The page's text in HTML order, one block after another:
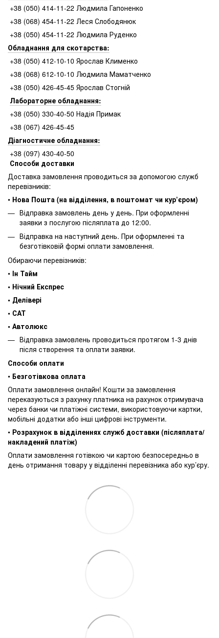
+38 (050) 414-11-22 Людмила Гапоненко
+38 (068) 454-11-22 Леся Слободянюк
+38 (050) 454-11-22 Людмила Руденко
Обладнання для скотарства:
+38 (050) 412-10-10 Ярослав Клименко
+38 (068) 612-10-10 Людмила Маматченко
+38 (050) 426-45-45 Ярослав Стогній
Лабораторне обладнання:
+38 (050) 330-40-50 Надія Примак
+38 (067) 426-45-45
Діагностичне обладнання:
+38 (097) 430-40-50
Способи доставки
Доставка замовлення проводиться за допомогою служб
перевізників:
• Нова Пошта (на відділення, в поштомат чи кур’єром)
Відправка замовлень день у день. При оформленні
заявки з послугою післяплата до 12:00.
Відправка на наступний день. При оформленні та
безготівковій формі оплати замовлення.
Обираючи перевізників:
• Ін Тайм
• Нічний Експрес
• Делівері
• САТ
• Автолюкс
Відправка замовлень проводиться протягом 1-3 днів
після створення та оплати заявки.
Способи оплати
• Безготівкова оплата
Оплати замовлення онлайн! Кошти за замовлення
переказуються з рахунку платника на рахунок отримувача
через банки чи платіжні системи, використовуючи картки,
мобільні додатки або інші цифрові інструменти.
• Розрахунок в відділеннях служб доставки (післяплата/
накладений платіж)
Оплати замовлення готівкою чи картою безпосередньо в
день отримання товару у відділенні перевізника або кур’єру.